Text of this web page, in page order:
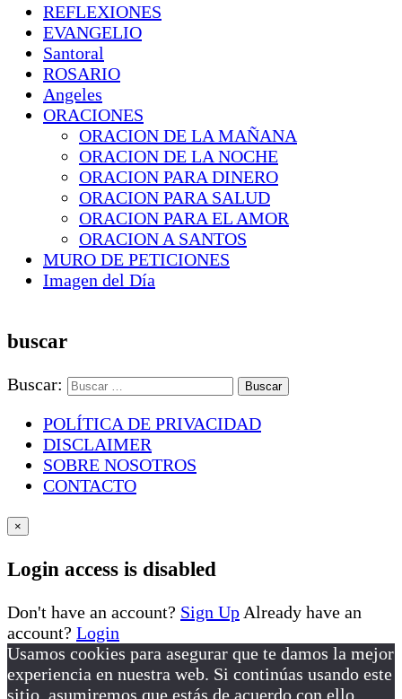
REFLEXIONES
EVANGELIO
Santoral
ROSARIO
Angeles
ORACIONES
ORACION DE LA MAÑANA
ORACION DE LA NOCHE
ORACION PARA DINERO
ORACION PARA SALUD
ORACION PARA EL AMOR
ORACION A SANTOS
MURO DE PETICIONES
Imagen del Día
buscar
Buscar:
POLÍTICA DE PRIVACIDAD
DISCLAIMER
SOBRE NOSOTROS
CONTACTO
×
Login access is disabled
Don't have an account? Sign Up Already have an
account? Login
Usamos cookies para asegurar que te damos la mejor
experiencia en nuestra web. Si continúas usando este
sitio, asumiremos que estás de acuerdo con ello.